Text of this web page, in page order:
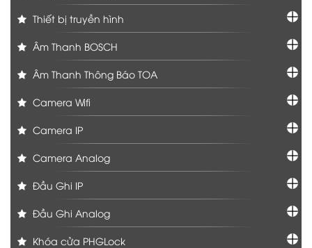
Thiết bị truyền hình
Âm Thanh BOSCH
Âm Thanh Thông Báo TOA
Camera Wifi
Camera IP
Camera Analog
Đầu Ghi IP
Đầu Ghi Analog
Khóa cửa PHGLock